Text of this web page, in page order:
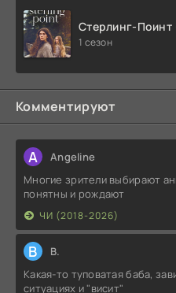
Стерлинг-Поинт
1 сезон
Комментируют
A Angeline
Многие зрители выбирают
понятны и рождают
ЧИ (2018-2026)
В В.
Какая-то туповатая баба,
ситуациях и "висит"